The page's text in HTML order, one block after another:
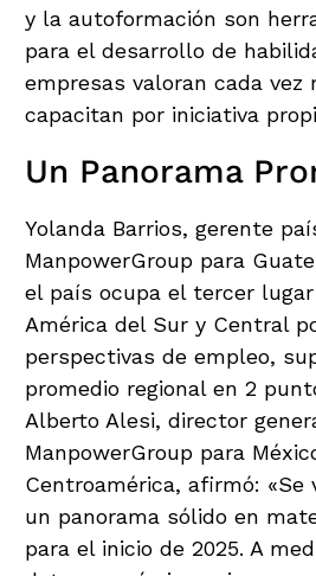
y la autoformación son
para el desarrollo de
empresas valoran cada vez
capacitan por iniciativa
Un Panorama
Yolanda Barrios, gerente
ManpowerGroup para
el país ocupa el tercer
América del Sur y Central
perspectivas de empleo,
promedio regional en 2
Alberto Alesi, director
ManpowerGroup para
Centroamérica, afirmó: «Se
un panorama sólido en
para el inicio de 2025. A